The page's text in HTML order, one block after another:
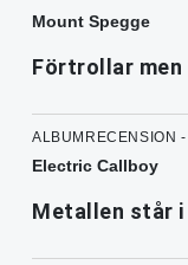
Mount Spegge
Förtrollar
ALBUMRECENSION
Electric Callboy
Metallen står i